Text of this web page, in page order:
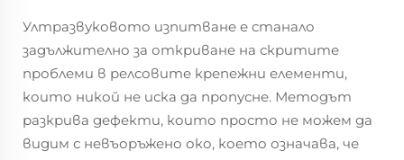
Ултразвуковото изпитване е станало
задължително за откриване на скритите
проблеми в релсовите крепежни елементи,
които никой не иска да пропусне. Методът
разкрива дефекти, които просто не можем да
видим с невъоръжено око, което означава, че